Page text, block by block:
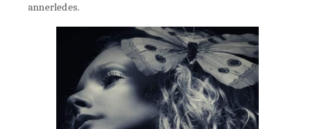
annerledes.